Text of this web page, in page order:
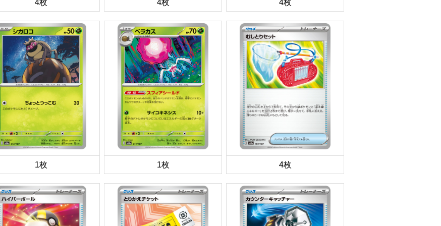
4枚 4枚 4枚
1枚 1枚 4枚